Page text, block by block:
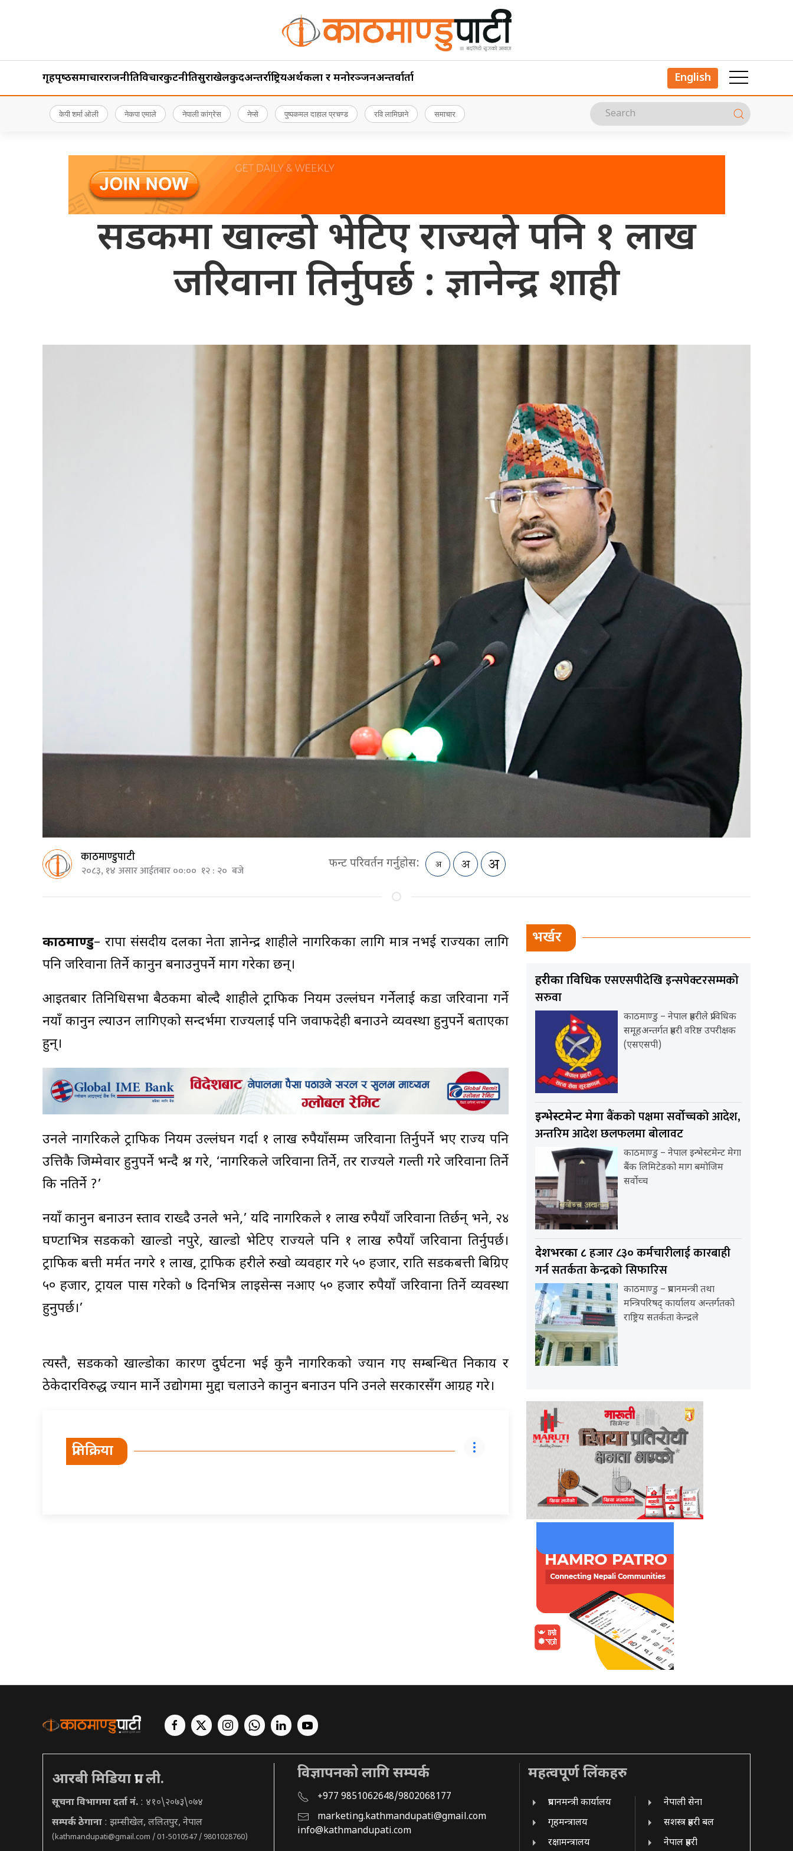
गृहपृष्‍ठसमाचारराजनीतिविचारकुटनीतिसुरक्षाखेलकुदअन्तर्राष्ट्रियअर्थकला र मनोरञ्जनअन्तर्वार्ता English
केपी शर्मा ओली नेकपा एमाले नेपाली कांग्रेस नेप्से पुष्पकमल दाहाल प्रचण्ड रवि लामिछाने समाचार
सडकमा खाल्डो भेटिए राज्यले पनि १ लाख
जरिवाना तिर्नुपर्छ : ज्ञानेन्द्र शाही
काठमाण्डुपाटी
२०८३, १४ असार आईतबार ००:०० १२ : २० बजे फन्ट परिवर्तन गर्नुहोस:
काठमाण्डु– राप्रपा संसदीय दलका नेता ज्ञानेन्द्र शाहीले नागरिकका लागि मात्र नभई राज्यका लागि
पनि जरिवाना तिर्ने कानुन बनाउनुपर्ने माग गरेका छन्।
आइतबार प्रतिनिधिसभा बैठकमा बोल्दै शाहीले ट्राफिक नियम उल्लंघन गर्नेलाई कडा जरिवाना गर्ने
नयाँ कानुन ल्याउन लागिएको सन्दर्भमा राज्यलाई पनि जवाफदेही बनाउने व्यवस्था हुनुपर्ने बताएका
हुन्।
उनले नागरिकले ट्राफिक नियम उल्लंघन गर्दा १ लाख रुपैयाँसम्म जरिवाना तिर्नुपर्ने भए राज्य पनि
उत्तिकै जिम्मेवार हुनुपर्ने भन्दै प्रश्न गरे, ‘नागरिकले जरिवाना तिर्ने, तर राज्यले गल्ती गरे जरिवाना तिर्ने
कि नतिर्ने ?’
नयाँ कानुन बनाउन प्रस्ताव राख्दै उनले भने,’ यदि नागरिकले १ लाख रुपैयाँ जरिवाना तिर्छन् भने, २४
घण्टाभित्र सडकको खाल्डो नपुरे, खाल्डो भेटिए राज्यले पनि १ लाख रुपैयाँ जरिवाना तिर्नुपर्छ।
ट्राफिक बत्ती मर्मत नगरे १ लाख, ट्राफिक प्रहरीले रुखो व्यवहार गरे ५० हजार, राति सडकबत्ती बिग्रिए
५० हजार, ट्रायल पास गरेको ७ दिनभित्र लाइसेन्स नआए ५० हजार रुपैयाँ जरिवाना तिर्ने व्यवस्था
हुनुपर्छ।’
त्यस्तै, सडकको खाल्डोका कारण दुर्घटना भई कुनै नागरिकको ज्यान गए सम्बन्धित निकाय र
ठेकेदारविरुद्ध ज्यान मार्ने उद्योगमा मुद्दा चलाउने कानुन बनाउन पनि उनले सरकारसँग आग्रह गरे।
प्रतिक्रिया
भर्खर
प्रहरीका प्राविधिकएसएसपीदेखि इन्सपेक्टरसम्मको
सरुवा
काठमाण्डु – नेपाल प्रहरीले प्राविधिक
समूहअन्तर्गत प्रहरी वरिष्ठ उपरीक्षक
(एसएसपी)
इन्भेस्टमेन्ट मेगाबैंकको पक्षमा सर्वाेच्चको आदेश,
अन्तरिम आदेश छलफलमा बोलावट
काठमाण्डु – नेपाल इन्भेस्टमेन्ट मेगा
बैंक लिमिटेडको माग बमोजिम
सर्वोच्च
देशभरका ८हजार ८३० कर्मचारीलाई कारबाही
गर्न सतर्कता केन्द्रको सिफारिस
काठमाण्डु – प्रधानमन्त्री तथा
मन्त्रिपरिषद् कार्यालय अन्तर्गतको
राष्ट्रिय सतर्कता केन्द्रले
आरबी मिडिया प्रा. ली.
सूचना विभागमा दर्ता नं. : ४१०\२०७३\०७४
सम्पर्क ठेगाना : झम्सीखेल, ललितपुर, नेपाल
(kathmandupati@gmail.com / 01-5010547 / 9801028760)
विज्ञापनको लागि सम्पर्क
+977 9851062648/9802068177
marketing.kathmandupati@gmail.com
info@kathmandupati.com
महत्वपूर्ण लिंकहरु
प्रधानमन्त्री कार्यालय
गृहमन्त्रालय
रक्षामन्त्रालय
नेपाली सेना
सशस्त्र प्रहरी बल
नेपाल प्रहरी